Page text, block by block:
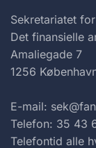
Sekretariatet for
Det finansielle
Amaliegade 7
1256
E-mail:
Telefon: 35 43
Telefontid alle